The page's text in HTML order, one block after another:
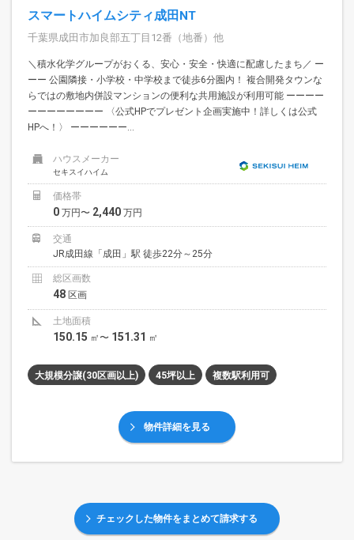
スマートハイムシティ成田NT
千葉県成田市加良部五丁目12番（地番）他
＼積水化学グループがおくる、安心・安全・快適に配慮したまち／ ー
ーー 公園隣接・小学校・中学校まで徒歩6分圏内！ 複合開発タウンな
らではの敷地内併設マンションの便利な共用施設が利用可能 ーーーー
ーーーーーーーー 〈公式HPでプレゼント企画実施中！詳しくは公式
HPへ！〉 ーーーーーー...
ハウスメーカー
セキスイハイム
価格帯
0 万円〜 2,440 万円
交通
JR成田線「成田」駅 徒歩22分～25分
総区画数
48 区画
土地面積
150.15 ㎡〜 151.31 ㎡
大規模分譲(30区画以上) 45坪以上 複数駅利用可
物件詳細を見る
チェックした物件をまとめて請求する